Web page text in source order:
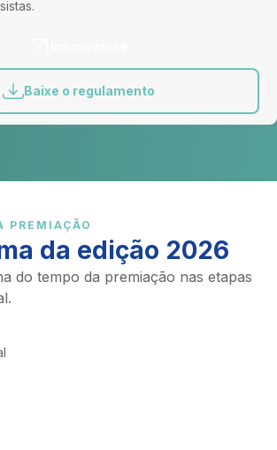
Baixe o regulamento
PREMIAÇÃO
da edição 2026
do tempo da premiação nas etapas